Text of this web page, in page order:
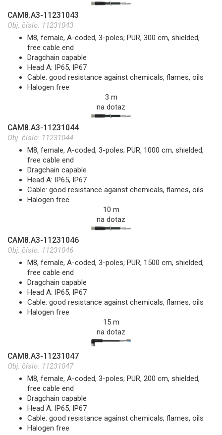
CAM8.A3-11231043
Obj. číslo: 11231043
M8, female, A-coded, 3-poles; PUR, 300 cm, shielded,
free cable end
Dragchain capable
Head A: IP65, IP67
Cable: good resistance against chemicals, flames, oils
Halogen free
3 m
na dotaz
CAM8.A3-11231044
Obj. číslo: 11231044
M8, female, A-coded, 3-poles; PUR, 1000 cm, shielded,
free cable end
Dragchain capable
Head A: IP65, IP67
Cable: good resistance against chemicals, flames, oils
Halogen free
10 m
na dotaz
CAM8.A3-11231046
Obj. číslo: 11231046
M8, female, A-coded, 3-poles; PUR, 1500 cm, shielded,
free cable end
Dragchain capable
Head A: IP65, IP67
Cable: good resistance against chemicals, flames, oils
Halogen free
15 m
na dotaz
CAM8.A3-11231047
Obj. číslo: 11231047
M8, female, A-coded, 3-poles; PUR, 200 cm, shielded,
free cable end
Dragchain capable
Head A: IP65, IP67
Cable: good resistance against chemicals, flames, oils
Halogen free